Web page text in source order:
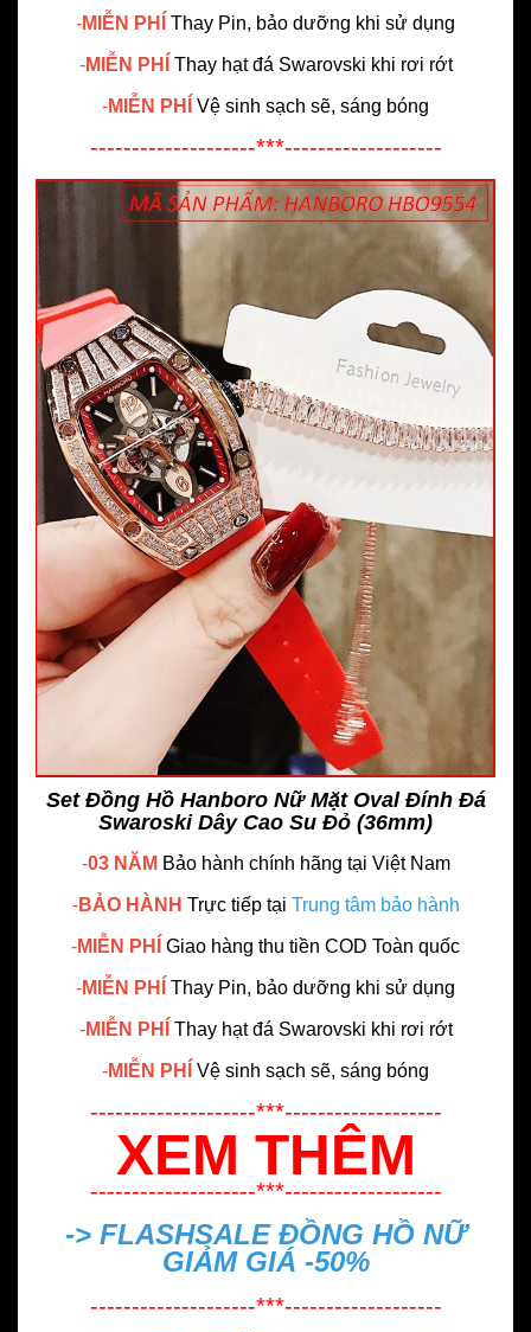
-MIỄN PHÍ Thay Pin, bảo dưỡng khi sử dụng
-MIỄN PHÍ Thay hạt đá Swarovski khi rơi rớt
-MIỄN PHÍ Vệ sinh sạch sẽ, sáng bóng
--------------------***-------------------
Set Đồng Hồ Hanboro Nữ Mặt Oval Đính Đá
Swaroski Dây Cao Su Đỏ (36mm)
-03 NĂM Bảo hành chính hãng tại Việt Nam
-BẢO HÀNH Trực tiếp tại Trung tâm bảo hành
-MIỄN PHÍ Giao hàng thu tiền COD Toàn quốc
-MIỄN PHÍ Thay Pin, bảo dưỡng khi sử dụng
-MIỄN PHÍ Thay hạt đá Swarovski khi rơi rớt
-MIỄN PHÍ Vệ sinh sạch sẽ, sáng bóng
--------------------***-------------------
XEM THÊM
--------------------***-------------------
-> FLASHSALE ĐỒNG HỒ NỮ
GIẢM GIÁ -50%
--------------------***-------------------